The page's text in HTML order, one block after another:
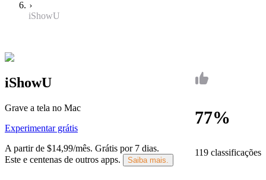
iShowU
77%
119 classificações
iShowU
Grave a tela no Mac
Experimentar grátis
A partir de $14,99/mês. Grátis por 7 dias.
Este e centenas de outros apps.
Saiba mais.